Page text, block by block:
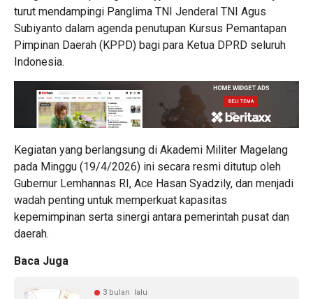
turut mendampingi Panglima TNI Jenderal TNI Agus
Subiyanto dalam agenda penutupan Kursus Pemantapan
Pimpinan Daerah (KPPD) bagi para Ketua DPRD seluruh
Indonesia.
Kegiatan yang berlangsung di Akademi Militer Magelang
pada Minggu (19/4/2026) ini secara resmi ditutup oleh
Gubernur Lemhannas RI, Ace Hasan Syadzily, dan menjadi
wadah penting untuk memperkuat kapasitas
kepemimpinan serta sinergi antara pemerintah pusat dan
daerah.
Baca Juga
3 bulan lalu